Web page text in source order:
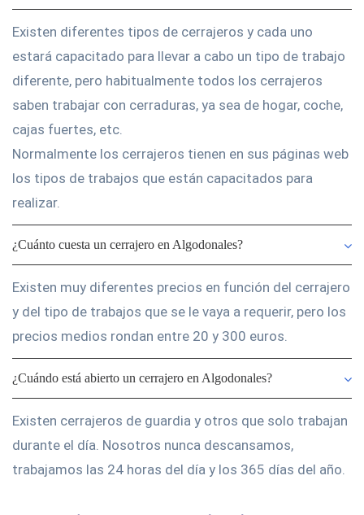
Existen diferentes tipos de cerrajeros y cada uno
estará capacitado para llevar a cabo un tipo de trabajo
diferente, pero habitualmente todos los cerrajeros
saben trabajar con cerraduras, ya sea de hogar, coche,
cajas fuertes, etc.
Normalmente los cerrajeros tienen en sus páginas web
los tipos de trabajos que están capacitados para
realizar.
¿Cuánto cuesta un cerrajero en Algodonales?
Existen muy diferentes precios en función del cerrajero
y del tipo de trabajos que se le vaya a requerir, pero los
precios medios rondan entre 20 y 300 euros.
¿Cuándo está abierto un cerrajero en Algodonales?
Existen cerrajeros de guardia y otros que solo trabajan
durante el día. Nosotros nunca descansamos,
trabajamos las 24 horas del día y los 365 días del año.